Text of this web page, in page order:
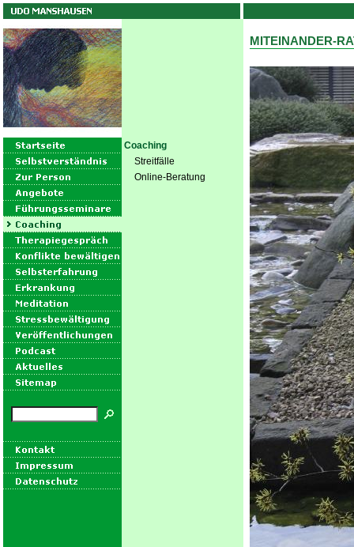
Coaching
Streitfälle
Online-Beratung
MITEINANDER-